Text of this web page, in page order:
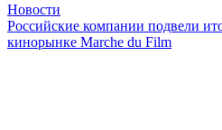
Новости
Российские компании подвели
кинорынке Marche du Film